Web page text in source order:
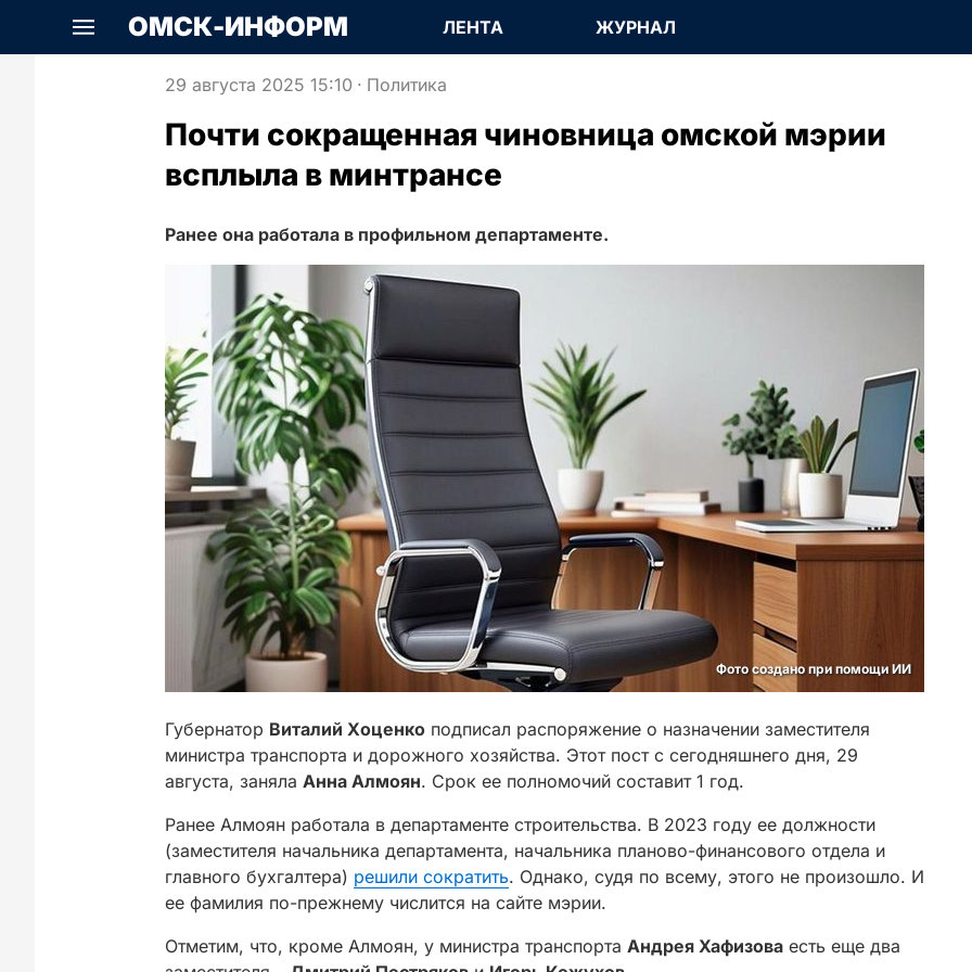
ОМСК-ИНФОРМ ЛЕНТА ЖУРНАЛ
29 августа 2025 15:10 · Политика
Почти сокращенная чиновница омской мэрии
всплыла в минтрансе
Ранее она работала в профильном департаменте.
Фото создано при помощи ИИ
Губернатор Виталий Хоценко подписал распоряжение о назначении заместителя
министра транспорта и дорожного хозяйства. Этот пост с сегодняшнего дня, 29
августа, заняла Анна Алмоян. Срок ее полномочий составит 1 год.
Ранее Алмоян работала в департаменте строительства. В 2023 году ее должности
(заместителя начальника департамента, начальника планово-финансового отдела и
главного бухгалтера) решили сократить. Однако, судя по всему, этого не произошло. И
ее фамилия по-прежнему числится на сайте мэрии.
Отметим, что, кроме Алмоян, у министра транспорта Андрея Хафизова есть еще два